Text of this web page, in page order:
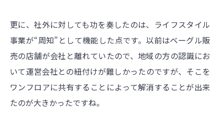
更に、社外に対しても功を奏したのは、ライフスタイル
事業が“周知”として機能した点です。以前はベーグル販
売の店舗が会社と離れていたので、地域の方の認識にお
いて運営会社との紐付けが難しかったのですが、そこを
ワンフロアに共有することによって解消することが出来
たのが大きかったですね。